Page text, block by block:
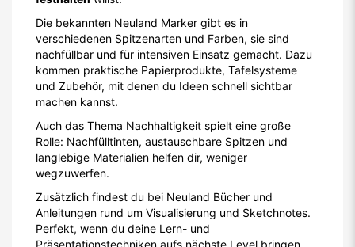
Die bekannten Neuland Marker gibt es in
verschiedenen Spitzenarten und Farben, sie sind
nachfüllbar und für intensiven Einsatz gemacht. Dazu
kommen praktische Papierprodukte, Tafelsysteme
und Zubehör, mit denen du Ideen schnell sichtbar
machen kannst.
Auch das Thema Nachhaltigkeit spielt eine große
Rolle: Nachfülltinten, austauschbare Spitzen und
langlebige Materialien helfen dir, weniger
wegzuwerfen.
Zusätzlich findest du bei Neuland Bücher und
Anleitungen rund um Visualisierung und Sketchnotes.
Perfekt, wenn du deine Lern- und
Präsentationstechniken aufs nächste Level bringen